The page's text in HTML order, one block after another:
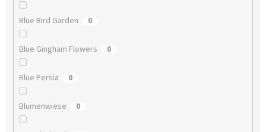
Blue Bird Garden 0
Blue Gingham Flowers 0
Blue Persia 0
Blumenwiese 0